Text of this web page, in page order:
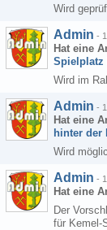
Wird
Admin -
Hat eine
Spielplatz
Wird im
Admin -
Hat eine
hinter der
Wird
Admin -
Hat eine
Der
für Kemel-